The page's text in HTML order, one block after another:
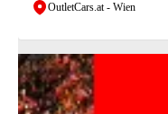
OutletCars.at - Wien